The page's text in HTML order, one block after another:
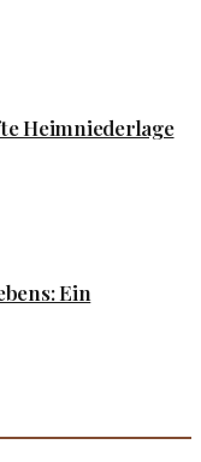
Heimniederlage
Ein